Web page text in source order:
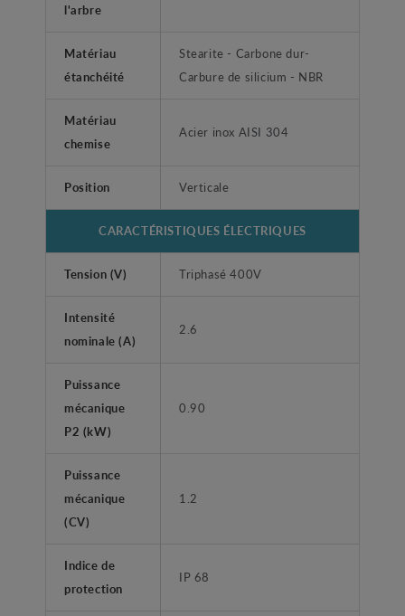
l'arbre
Matériau
étanchéité
Stearite - Carbone dur-
Carbure de silicium - NBR
Matériau
chemise
Acier inox AISI 304
Position Verticale
CARACTÉRISTIQUES ÉLECTRIQUES
Tension (V) Triphasé 400V
Intensité
nominale (A)
2.6
Puissance
mécanique
P2 (kW)
0.90
Puissance
mécanique
(CV)
1.2
Indice de
protection
IP 68